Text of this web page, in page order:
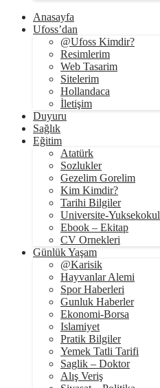
Anasayfa
Ufoss’dan
@Ufoss Kimdir?
Resimlerim
Web Tasarim
Sitelerim
Hollandaca
İletişim
Duyuru
Sağlık
Eğitim
Atatürk
Sozlukler
Gezelim Gorelim
Kim Kimdir?
Tarihi Bilgiler
Universite-Yuksekokul
Ebook – Ekitap
CV Ornekleri
Günlük Yaşam
@Karisik
Hayvanlar Alemi
Spor Haberleri
Gunluk Haberler
Ekonomi-Borsa
Islamiyet
Pratik Bilgiler
Yemek Tatli Tarifi
Saglik – Doktor
Alış Veriş